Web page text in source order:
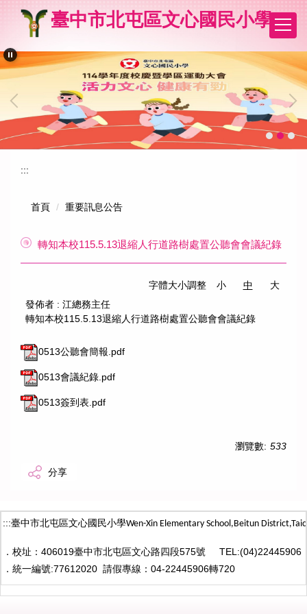
要
內
容
區
臺中市北屯區文心國民小學
:::
首頁 重要訊息公告
轉知本校115.5.13退縮人行道路樹處置公聽會會議紀錄
字體大小調整 小 中
大
發佈者 : 江總務主任
轉知本校115.5.13退縮人行道路樹處置公聽會會議紀錄
0513公聽會簡報.pdf
0513會議紀錄.pdf
0513簽到表.pdf
瀏覽數: 533
分享
:::臺中市北屯區文心國民小學Wen-Xin Elementary School,Beitun District,
． 校址：406019臺中市北屯區文心路四段575號
TEL:(04)22445906
． 統一編號:77612020 請假專線：04-22445906轉720